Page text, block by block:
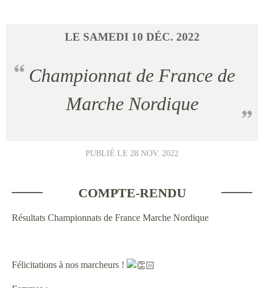
LE SAMEDI 10 DÉC. 2022
Championnat de France de
Marche Nordique
PUBLIÉ LE 28 NOV. 2022
COMPTE-RENDU
Résultats Championnats de France Marche Nordique
Félicitations à nos marcheurs !